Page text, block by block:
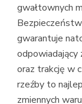
gwałtownych
gwarantuje
oraz trakcję w
rzeźby to
zmiennych